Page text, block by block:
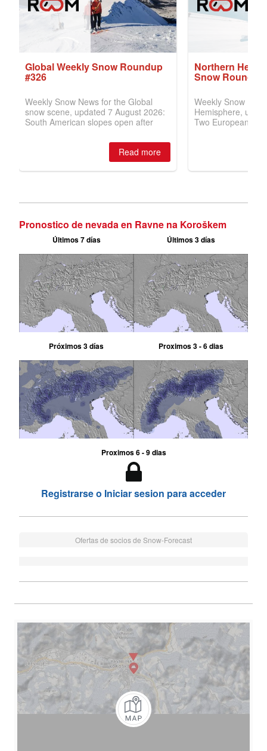
Pronostico de nevada en Ravne na Koroškem
Últimos 7 días Últimos 3 días
Próximos 3 días Proximos 3 - 6 dias
Proximos 6 - 9 dias
Registrarse o Iniciar sesion para acceder
Ofertas de socios de Snow-Forecast